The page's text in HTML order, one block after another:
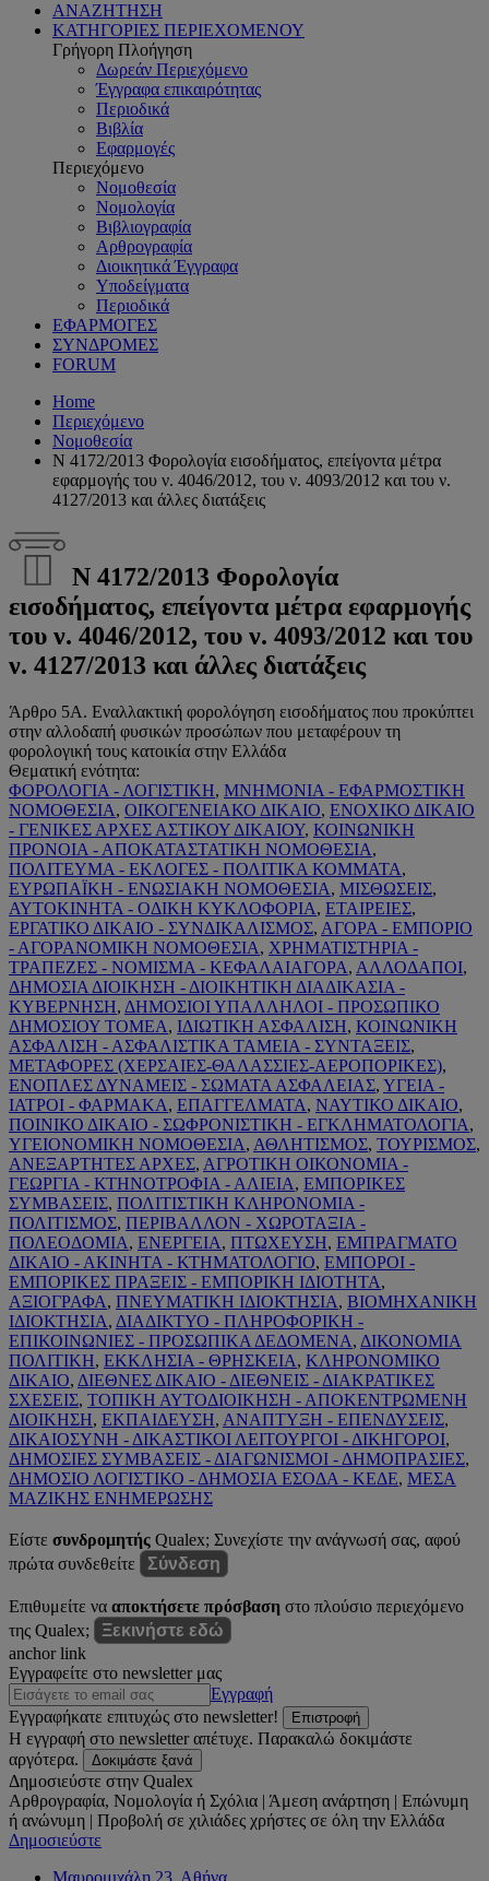
ΑΝΑΖΗΤΗΣΗ
ΚΑΤΗΓΟΡΙΕΣ ΠΕΡΙΕΧΟΜΕΝΟΥ
Γρήγορη Πλοήγηση
Δωρεάν Περιεχόμενο
Έγγραφα επικαιρότητας
Περιοδικά
Βιβλία
Εφαρμογές
Περιεχόμενο
Νομοθεσία
Νομολογία
Βιβλιογραφία
Αρθρογραφία
Διοικητικά Έγγραφα
Υποδείγματα
Περιοδικά
ΕΦΑΡΜΟΓΕΣ
ΣΥΝΔΡΟΜΕΣ
FORUM
Home
Περιεχόμενο
Νομοθεσία
Ν 4172/2013 Φορολογία εισοδήματος, επείγοντα μέτρα
εφαρμογής του ν. 4046/2012, του ν. 4093/2012 και του ν.
4127/2013 και άλλες διατάξεις
Ν 4172/2013 Φορολογία
εισοδήματος, επείγοντα μέτρα εφαρμογής
του ν. 4046/2012, του ν. 4093/2012 και του
ν. 4127/2013 και άλλες διατάξεις
Άρθρο 5Α. Εναλλακτική φορολόγηση εισοδήματος που προκύπτει
στην αλλοδαπή φυσικών προσώπων που μεταφέρουν τη
φορολογική τους κατοικία στην Ελλάδα
Θεματική ενότητα:
ΦΟΡΟΛΟΓΙΑ - ΛΟΓΙΣΤΙΚΗ, ΜΝΗΜΟΝΙΑ - ΕΦΑΡΜΟΣΤΙΚΗ
ΝΟΜΟΘΕΣΙΑ, ΟΙΚΟΓΕΝΕΙΑΚΟ ΔΙΚΑΙΟ, ΕΝΟΧΙΚΟ ΔΙΚΑΙΟ
- ΓΕΝΙΚΕΣ ΑΡΧΕΣ ΑΣΤΙΚΟΥ ΔΙΚΑΙΟΥ, ΚΟΙΝΩΝΙΚΗ
ΠΡΟΝΟΙΑ - ΑΠΟΚΑΤΑΣΤΑΤΙΚΗ ΝΟΜΟΘΕΣΙΑ,
ΠΟΛΙΤΕΥΜΑ - ΕΚΛΟΓΕΣ - ΠΟΛΙΤΙΚΑ ΚΟΜΜΑΤΑ,
ΕΥΡΩΠΑΪΚΗ - ΕΝΩΣΙΑΚΗ ΝΟΜΟΘΕΣΙΑ, ΜΙΣΘΩΣΕΙΣ,
ΑΥΤΟΚΙΝΗΤΑ - ΟΔΙΚΗ ΚΥΚΛΟΦΟΡΙΑ, ΕΤΑΙΡΕΙΕΣ,
ΕΡΓΑΤΙΚΟ ΔΙΚΑΙΟ - ΣΥΝΔΙΚΑΛΙΣΜΟΣ, ΑΓΟΡΑ - ΕΜΠΟΡΙΟ
- ΑΓΟΡΑΝΟΜΙΚΗ ΝΟΜΟΘΕΣΙΑ, ΧΡΗΜΑΤΙΣΤΗΡΙΑ -
ΤΡΑΠΕΖΕΣ - ΝΟΜΙΣΜΑ - ΚΕΦΑΛΑΙΑΓΟΡΑ, ΑΛΛΟΔΑΠΟΙ,
ΔΗΜΟΣΙΑ ΔΙΟΙΚΗΣΗ - ΔΙΟΙΚΗΤΙΚΗ ΔΙΑΔΙΚΑΣΙΑ -
ΚΥΒΕΡΝΗΣΗ, ΔΗΜΟΣΙΟΙ ΥΠΑΛΛΗΛΟΙ - ΠΡΟΣΩΠΙΚΟ
ΔΗΜΟΣΙΟΥ ΤΟΜΕΑ, ΙΔΙΩΤΙΚΗ ΑΣΦΑΛΙΣΗ, ΚΟΙΝΩΝΙΚΗ
ΑΣΦΑΛΙΣΗ - ΑΣΦΑΛΙΣΤΙΚΑ ΤΑΜΕΙΑ - ΣΥΝΤΑΞΕΙΣ,
ΜΕΤΑΦΟΡΕΣ (ΧΕΡΣΑΙΕΣ-ΘΑΛΑΣΣΙΕΣ-ΑΕΡΟΠΟΡΙΚΕΣ),
ΕΝΟΠΛΕΣ ΔΥΝΑΜΕΙΣ - ΣΩΜΑΤΑ ΑΣΦΑΛΕΙΑΣ, ΥΓΕΙΑ -
ΙΑΤΡΟΙ - ΦΑΡΜΑΚΑ, ΕΠΑΓΓΕΛΜΑΤΑ, ΝΑΥΤΙΚΟ ΔΙΚΑΙΟ,
ΠΟΙΝΙΚΟ ΔΙΚΑΙΟ - ΣΩΦΡΟΝΙΣΤΙΚΗ - ΕΓΚΛΗΜΑΤΟΛΟΓΙΑ,
ΥΓΕΙΟΝΟΜΙΚΗ ΝΟΜΟΘΕΣΙΑ, ΑΘΛΗΤΙΣΜΟΣ, ΤΟΥΡΙΣΜΟΣ,
ΑΝΕΞΑΡΤΗΤΕΣ ΑΡΧΕΣ, ΑΓΡΟΤΙΚΗ ΟΙΚΟΝΟΜΙΑ -
ΓΕΩΡΓΙΑ - ΚΤΗΝΟΤΡΟΦΙΑ - ΑΛΙΕΙΑ, ΕΜΠΟΡΙΚΕΣ
ΣΥΜΒΑΣΕΙΣ, ΠΟΛΙΤΙΣΤΙΚΗ ΚΛΗΡΟΝΟΜΙΑ -
ΠΟΛΙΤΙΣΜΟΣ, ΠΕΡΙΒΑΛΛΟΝ - ΧΩΡΟΤΑΞΙΑ -
ΠΟΛΕΟΔΟΜΙΑ, ΕΝΕΡΓΕΙΑ, ΠΤΩΧΕΥΣΗ, ΕΜΠΡΑΓΜΑΤΟ
ΔΙΚΑΙΟ - ΑΚΙΝΗΤΑ - ΚΤΗΜΑΤΟΛΟΓΙΟ, ΕΜΠΟΡΟΙ -
ΕΜΠΟΡΙΚΕΣ ΠΡΑΞΕΙΣ - ΕΜΠΟΡΙΚΗ ΙΔΙΟΤΗΤΑ,
ΑΞΙΟΓΡΑΦΑ, ΠΝΕΥΜΑΤΙΚΗ ΙΔΙΟΚΤΗΣΙΑ, ΒΙΟΜΗΧΑΝΙΚΗ
ΙΔΙΟΚΤΗΣΙΑ, ΔΙΑΔΙΚΤΥΟ - ΠΛΗΡΟΦΟΡΙΚΗ -
ΕΠΙΚΟΙΝΩΝΙΕΣ - ΠΡΟΣΩΠΙΚΑ ΔΕΔΟΜΕΝΑ, ΔΙΚΟΝΟΜΙΑ
ΠΟΛΙΤΙΚΗ, ΕΚΚΛΗΣΙΑ - ΘΡΗΣΚΕΙΑ, ΚΛΗΡΟΝΟΜΙΚΟ
ΔΙΚΑΙΟ, ΔΙΕΘΝΕΣ ΔΙΚΑΙΟ - ΔΙΕΘΝΕΙΣ - ΔΙΑΚΡΑΤΙΚΕΣ
ΣΧΕΣΕΙΣ, ΤΟΠΙΚΗ ΑΥΤΟΔΙΟΙΚΗΣΗ - ΑΠΟΚΕΝΤΡΩΜΕΝΗ
ΔΙΟΙΚΗΣΗ, ΕΚΠΑΙΔΕΥΣΗ, ΑΝΑΠΤΥΞΗ - ΕΠΕΝΔΥΣΕΙΣ,
ΔΙΚΑΙΟΣΥΝΗ - ΔΙΚΑΣΤΙΚΟΙ ΛΕΙΤΟΥΡΓΟΙ - ΔΙΚΗΓΟΡΟΙ,
ΔΗΜΟΣΙΕΣ ΣΥΜΒΑΣΕΙΣ - ΔΙΑΓΩΝΙΣΜΟΙ - ΔΗΜΟΠΡΑΣΙΕΣ,
ΔΗΜΟΣΙΟ ΛΟΓΙΣΤΙΚΟ - ΔΗΜΟΣΙΑ ΕΣΟΔΑ - ΚΕΔΕ, ΜΕΣΑ
ΜΑΖΙΚΗΣ ΕΝΗΜΕΡΩΣΗΣ
Είστε συνδρομητής Qualex; Συνεχίστε την ανάγνωσή σας, αφού
πρώτα συνδεθείτε
Σύνδεση
Επιθυμείτε να αποκτήσετε πρόσβαση στο πλούσιο περιεχόμενο
της Qualex;
Ξεκινήστε εδώ
anchor link
Εγγραφείτε στο newsletter μας
Εγγραφή
Εγγραφήκατε επιτυχώς στο newsletter!
Επιστροφή
Η εγγραφή στο newsletter απέτυχε. Παρακαλώ δοκιμάστε
αργότερα.
Δοκιμάστε ξανά
Δημοσιεύστε στην Qualex
Αρθρογραφία, Νομολογία ή Σχόλια | Άμεση ανάρτηση | Επώνυμη
ή ανώνυμη | Προβολή σε χιλιάδες χρήστες σε όλη την Ελλάδα
Δημοσιεύστε
Μαυρομιχάλη 23, Αθήνα